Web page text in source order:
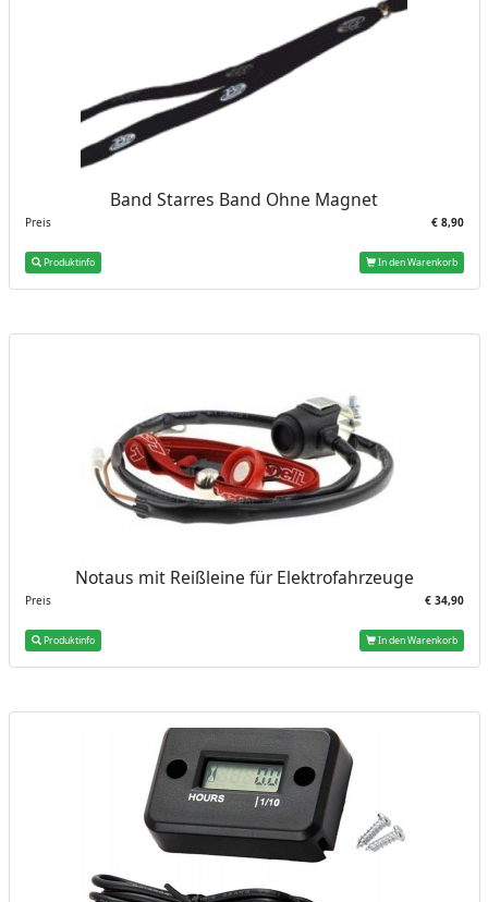
Band Starres Band Ohne Magnet
Preis € 8,90
Produktinfo In den Warenkorb
Notaus mit Reißleine für Elektrofahrzeuge
Preis € 34,90
Produktinfo In den Warenkorb